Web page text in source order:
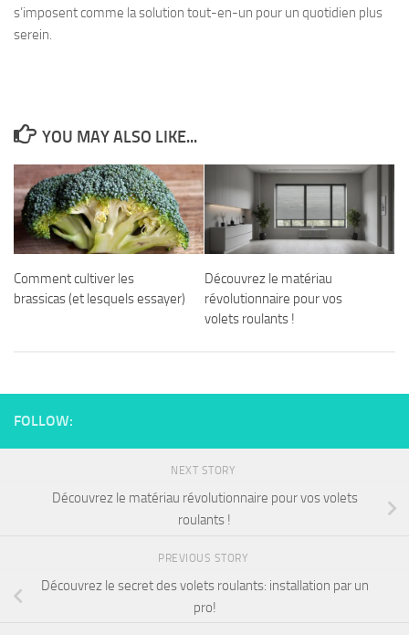
s’imposent comme la solution tout-en-un pour un quotidien plus
serein.
YOU MAY ALSO LIKE...
Comment cultiver les
brassicas (et lesquels essayer)
Découvrez le matériau
révolutionnaire pour vos
volets roulants !
FOLLOW:
NEXT STORY
Découvrez le matériau révolutionnaire pour vos volets
roulants !
PREVIOUS STORY
Découvrez le secret des volets roulants: installation par un
pro!